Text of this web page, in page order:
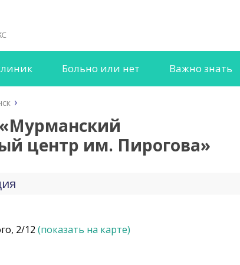
Больно или нет Важно знать
центр им. Пирогова»
2/12 (показать на карте)